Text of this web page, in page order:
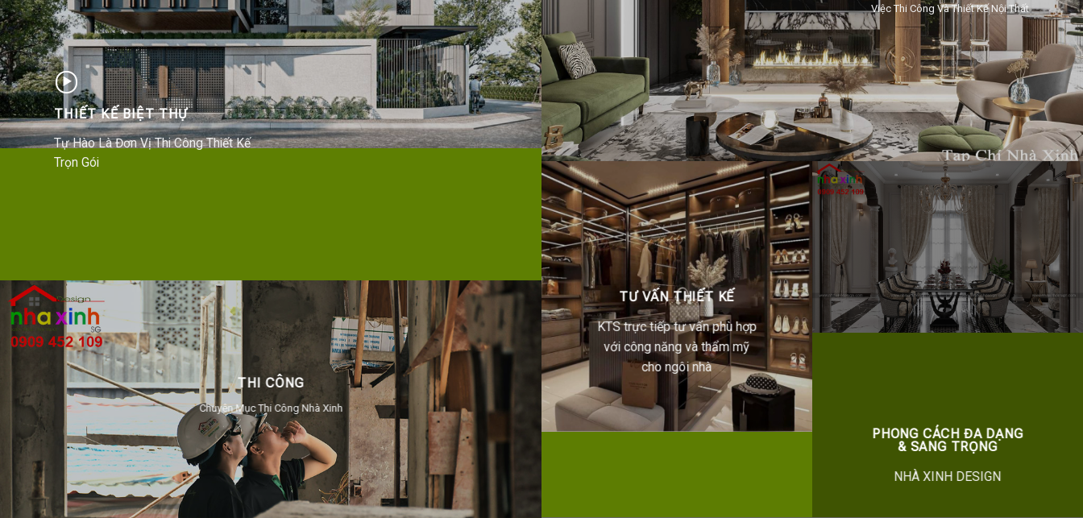
THIẾT KẾ BIỆT THỰ
Tự Hào Là Đơn Vị Thi Công Thiết Kế
Trọn Gói
Việc Thi Công Và Thiết Kế Nội Thất
TƯ VẤN THIẾT KẾ
KTS trực tiếp tư vấn phù hợp
với công năng và thẩm mỹ
cho ngôi nhà
PHONG CÁCH ĐA DẠNG
& SANG TRỌNG
NHÀ XINH DESIGN
THI CÔNG
Chuyên Mục Thi Công Nhà Xinh